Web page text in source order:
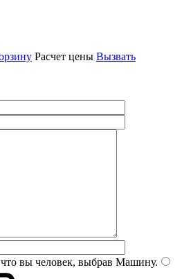
Расчет цены Вызвать
вы человек, выбрав Машину.